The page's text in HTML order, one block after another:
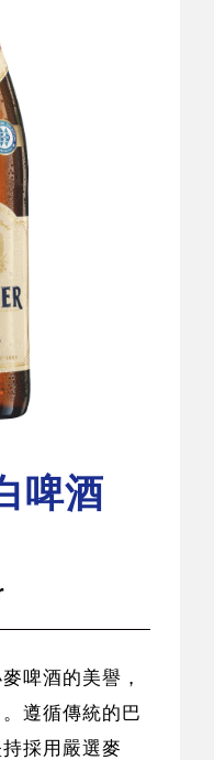
啤酒
啤酒的美譽，
遵循傳統的巴
採用嚴選麥